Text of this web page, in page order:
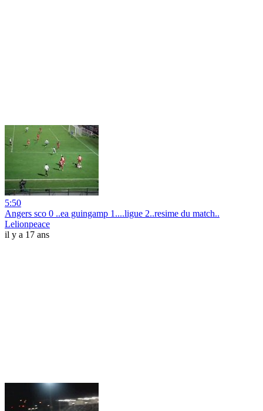
5:50
Angers sco 0 ..ea guingamp 1....ligue 2..resime du match..
Lelionpeace
il y a 17 ans